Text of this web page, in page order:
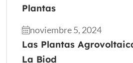
Plantas
noviembre 5, 2024
Las Plantas
La Biod